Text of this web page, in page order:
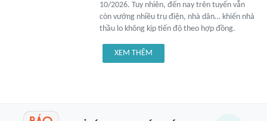
10/2026. Tuy nhiên, đến nay trên tuyến vẫn
còn vướng nhiều trụ điện, nhà dân… khiến nhà
thầu lo không kịp tiến độ theo hợp đồng.
XEM THÊM